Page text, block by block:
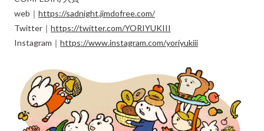
web｜ https://sadnight.jimdofree.com/
Twitter｜ https://twitter.com/YORIYUKIII
Instagram｜ https://www.instagram.com/yoriyukiii